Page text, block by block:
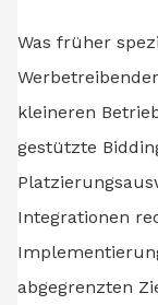
Was früher
kleineren
gestützte
Integrationen
abgegrenzten